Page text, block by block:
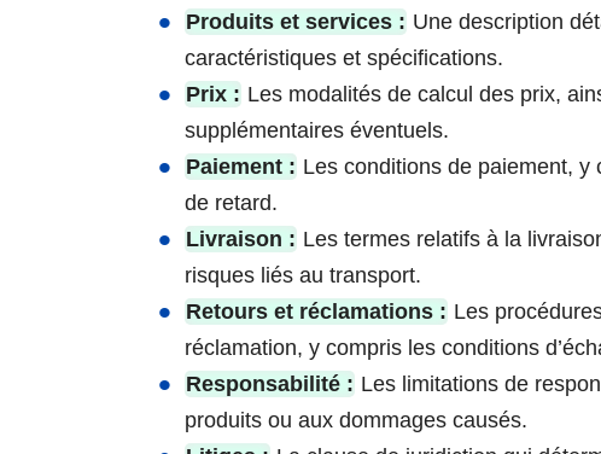
Produits et services : Une description
caractéristiques et spécifications.
Prix : Les modalités de calcul des prix,
supplémentaires éventuels.
Paiement : Les conditions de paiement,
de retard.
Livraison : Les termes relatifs à la
risques liés au transport.
Retours et réclamations : Les
réclamation, y compris les conditions
Responsabilité : Les limitations de
produits ou aux dommages causés.